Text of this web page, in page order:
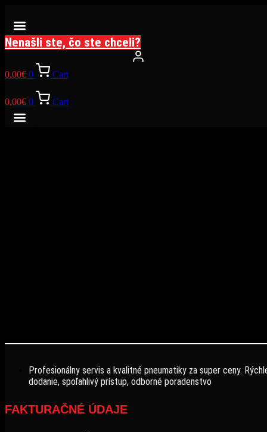
obsah
Nenašli ste, čo ste chceli?
0,00€ 0 Cart
0,00€ 0 Cart
Profesionálny servis a kvalitné pneumatiky za super ceny.
dodanie, spoľahlivý prístup, odborné poradenstvo
FAKTURAČNÉ ÚDAJE